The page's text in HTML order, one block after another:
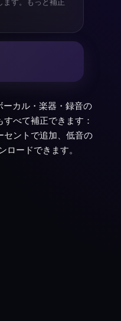
カル・楽器・録音の
べて補正できます：
セントで追加、低音の
ードできます。